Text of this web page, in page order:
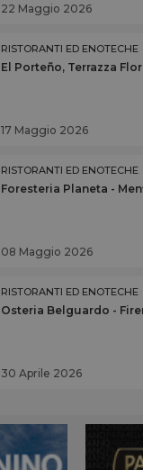
22 Maggio 2026
RISTORANTI ED ENOTECHE
El Porteño, Terrazza
17 Maggio 2026
RISTORANTI ED ENOTECHE
Foresteria Planeta -
08 Maggio 2026
RISTORANTI ED ENOTECHE
Osteria Belguardo -
30 Aprile 2026